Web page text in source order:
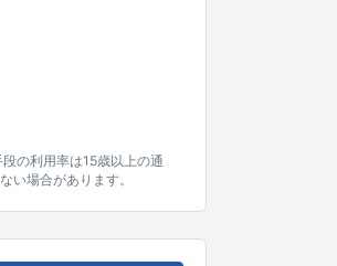
の利用率は15歳以上の通
い場合があります。